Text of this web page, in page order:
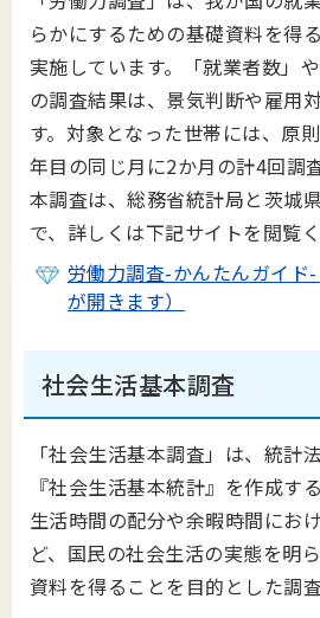
らかにするための基礎資料を得
実施しています。「就業者数」
の調査結果は、景気判断や雇用
す。対象となった世帯には、原
年目の同じ月に2か月の計4回調査
本調査は、総務省統計局と茨城
で、詳しくは下記サイトを閲覧く
労働力調査-かんたんガイド
が開きます）
社会生活基本調査
「社会生活基本調査」は、統計
『社会生活基本統計』を作成す
生活時間の配分や余暇時間にお
ど、国民の社会生活の実態を明
資料を得ることを目的とした調